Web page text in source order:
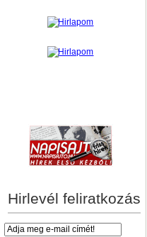
Hirlevél feliratkozás